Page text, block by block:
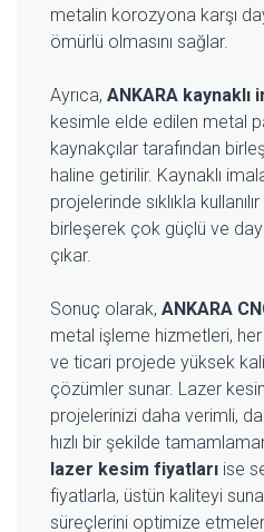
metalin korozyona karşı
ömürlü olmasını sağlar.
Ayrıca, ANKARA kaynaklı
kesimle elde edilen metal
kaynakçılar tarafından
haline getirilir. Kaynaklı
projelerinde sıklıkla
birleşerek çok güçlü ve
çıkar.
Sonuç olarak, ANKARA
metal işleme hizmetleri,
ve ticari projede yüksek
çözümler sunar. Lazer
projelerinizi daha verimli,
hızlı bir şekilde
lazer kesim fiyatları ise
fiyatlarla, üstün kaliteyi
süreçlerini optimize